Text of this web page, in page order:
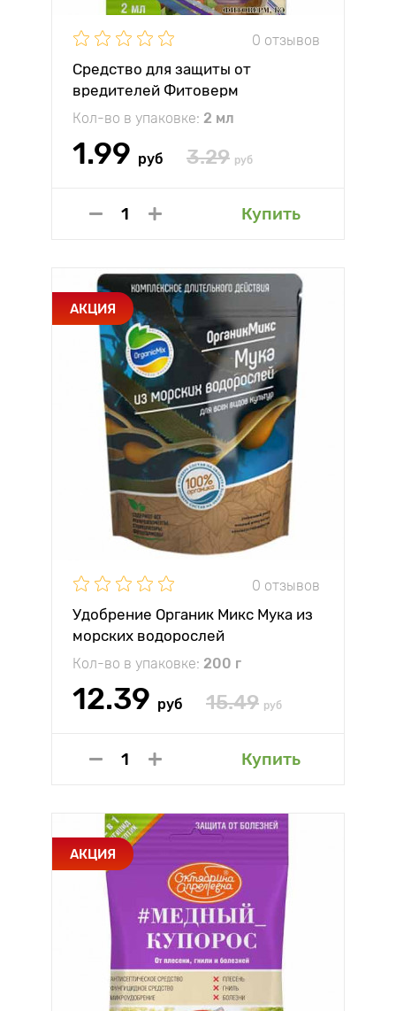
0 отзывов
Средство для защиты от
вредителей Фитоверм
Кол-во в упаковке: 2 мл
1.99 руб 3.29 руб
Купить
АКЦИЯ
0 отзывов
Удобрение Органик Микс Мука из
морских водорослей
Кол-во в упаковке: 200 г
12.39 руб 15.49 руб
Купить
АКЦИЯ